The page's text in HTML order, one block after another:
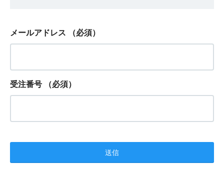
メールアドレス （必須）
受注番号 （必須）